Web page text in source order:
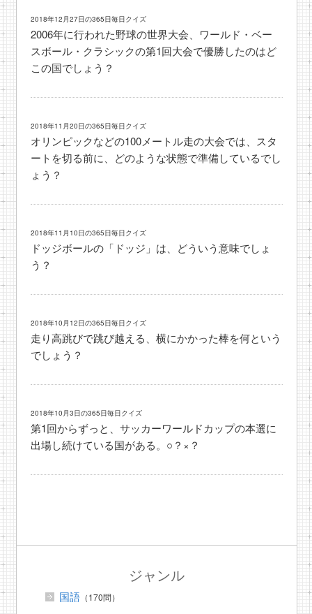
2018年12月27日の365日毎日クイズ
2006年に行われた野球の世界大会、ワールド・ベー
スボール・クラシックの第1回大会で優勝したのはど
この国でしょう？
2018年11月20日の365日毎日クイズ
オリンピックなどの100メートル走の大会では、スタ
ートを切る前に、どのような状態で準備しているでし
ょう？
2018年11月10日の365日毎日クイズ
ドッジボールの「ドッジ」は、どういう意味でしょ
う？
2018年10月12日の365日毎日クイズ
走り高跳びで跳び越える、横にかかった棒を何という
でしょう？
2018年10月3日の365日毎日クイズ
第1回からずっと、サッカーワールドカップの本選に
出場し続けている国がある。○？×？
ジャンル
国語（170問）